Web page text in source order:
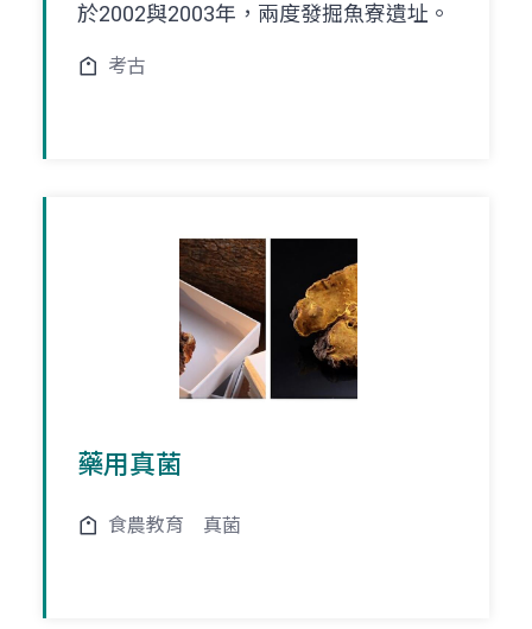
於2002與2003年，兩度發掘魚寮遺址。
考古
藥用真菌
食農教育 真菌